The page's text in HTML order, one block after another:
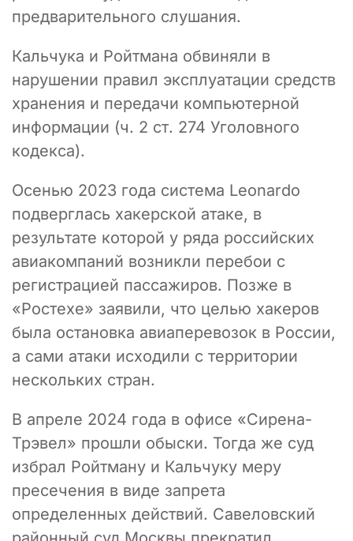
предварительного слушания.
Кальчука и Ройтмана обвиняли в
нарушении правил эксплуатации средств
хранения и передачи компьютерной
информации (ч. 2 ст. 274 Уголовного
кодекса).
Осенью 2023 года система Leonardo
подверглась хакерской атаке, в
результате которой у ряда российских
авиакомпаний возникли перебои с
регистрацией пассажиров. Позже в
«Ростехе» заявили, что целью хакеров
была остановка авиаперевозок в России,
а сами атаки исходили с территории
нескольких стран.
В апреле 2024 года в офисе «Сирена-
Трэвел» прошли обыски. Тогда же суд
избрал Ройтману и Кальчуку меру
пресечения в виде запрета
определенных действий. Савеловский